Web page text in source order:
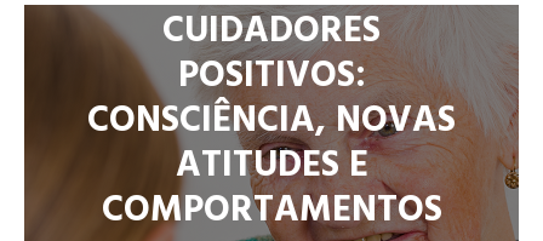
CUIDADORES
POSITIVOS:
CONSCIÊNCIA, NOVAS
ATITUDES E
COMPORTAMENTOS